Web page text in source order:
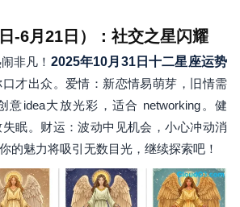
-6月21日）：社交之星闪耀
非凡！ 2025年10月31日十二星座运势
才出众。爱情：新恋情易萌芽，旧情需
意idea大放光彩，适合 networking。健
眠。财运：波动中见机会，小心冲动消
的魅力将吸引无数目光，继续探索吧！